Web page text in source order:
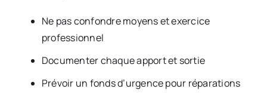
Ne pas confondre moyens et exercice
professionnel
Documenter chaque apport et sortie
Prévoir un fonds d’urgence pour réparations